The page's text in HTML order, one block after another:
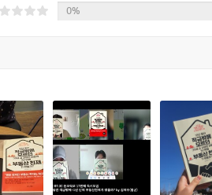
0%